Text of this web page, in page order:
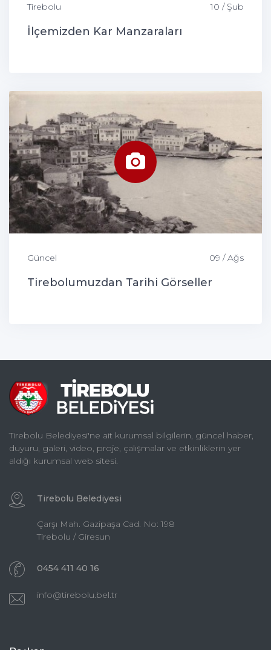
Tirebolu 10 / Şub
İlçemizden Kar Manzaraları
Güncel 09 / Ağs
Tirebolumuzdan Tarihi Görseller
Tirebolu Belediyesi'ne ait kurumsal bilgilerin, güncel haber,
duyuru, galeri, video, proje, çalışmalar ve etkinliklerin yer
aldığı kurumsal web sitesi.
Tirebolu Belediyesi
Çarşı Mah. Gazipaşa Cad. No: 198
Tirebolu / Giresun
0454 411 40 16
info@tirebolu.bel.tr